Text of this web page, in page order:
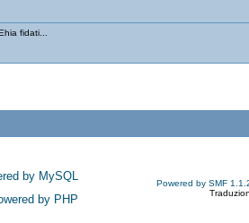
fidati...
Powered by SMF